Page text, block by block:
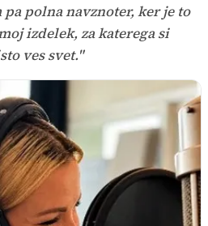
polna navznoter, ker je to
izdelek, za katerega si
ves svet."